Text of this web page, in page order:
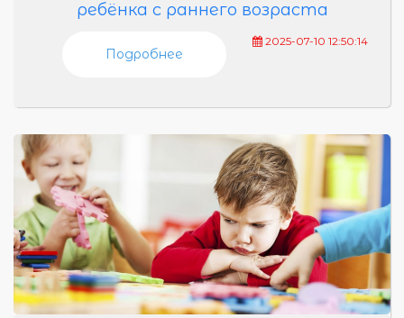
ребёнка с раннего возраста
2025-07-10 12:50:14
Подробнее